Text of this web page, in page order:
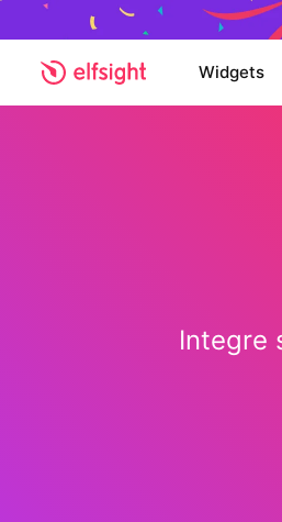
Widgets
Integre